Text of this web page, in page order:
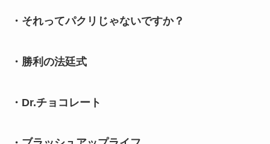
・それってパクリじゃないですか？
・勝利の法廷式
・Dr.チョコレート